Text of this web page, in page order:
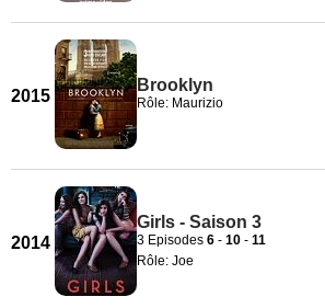
2015
Brooklyn
Rôle: Maurizio
2014
Girls - Saison 3
3 Episodes 6 - 10 - 11
Rôle: Joe